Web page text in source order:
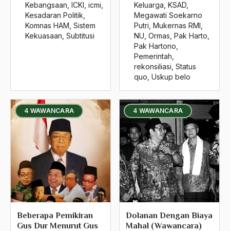
Kebangsaan ICKI icmi
Kesadaran Politik
Komnas HAM Sistem
Kekuasaan Subtitusi
Keluarga KSAD
Megawati Soekarno
Putri Mukernas RMI
NU Ormas Pak Harto
Pak Hartono
Pemerintah
rekonsiliasi Status
quo Uskup belo
4 WAWANCARA
Beberapa Pemikiran
Gus Dur Menurut Gus
4 WAWANCARA
Dolanan Dengan Biaya
Mahal (Wawancara)
2000
1999
1995
1992
1991
1990
1989
Ihsan
Ikhlas
ilmiah
Ilmu Agama
Ilmu Bahasa
Ilmu Ekonomi
Ilmu Fiqh
Ilmu Islam
Ilmu Keagamaan Islam